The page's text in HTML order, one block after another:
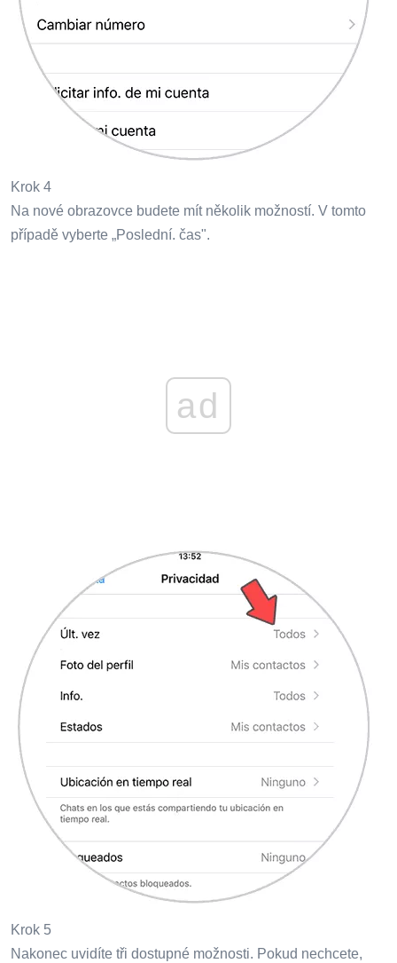
Krok 4
Na nové obrazovce budete mít několik možností. V tomto
případě vyberte „Poslední. čas".
ad
Krok 5
Nakonec uvidíte tři dostupné možnosti. Pokud nechcete,